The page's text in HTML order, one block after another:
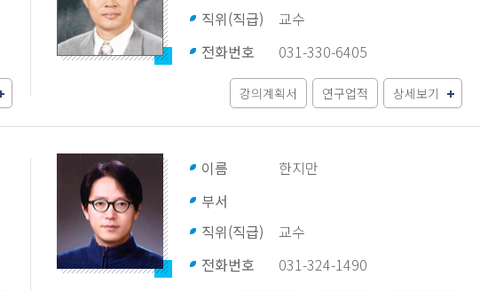
직위(직급)
교수
전화번호
031-330-6405
강의계획서 연구업적 상세보기
이름
한지만
부서
직위(직급)
교수
전화번호
031-324-1490